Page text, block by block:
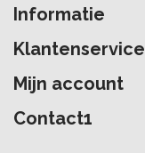
Informatie
Klantenservice
Mijn account
Contact1